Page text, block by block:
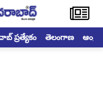
ప్రత్యేకం తెలంగాణ